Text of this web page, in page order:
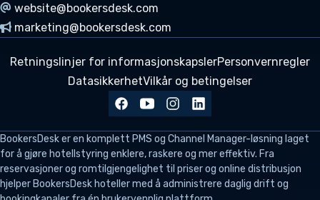
website@bookersdesk.com
marketing@bookersdesk.com
Retningslinjer for informasjonskapslerPersonvernregler
DatasikkerhetVilkår og betingelser
BookersDesker en komplett PMS og Channel Manager-løsning laget
for å gjøre hotellstyring enklere, raskere og mer effektiv. Fra
reservasjoner og romtilgjengelighet til priser og online distribusjon
hjelper BookersDesk hoteller med å administrere daglig drift og